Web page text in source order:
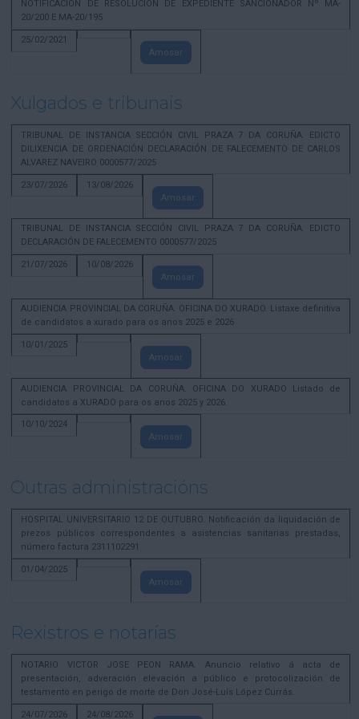
NOTIFICACION DE RESOLUCION DE EXPEDIENTE SANCIONADOR Nº MA-
20/200 E MA-20/195
25/02/2021
Amosar
Xulgados e tribunais
TRIBUNAL DE INSTANCIA SECCIÓN CIVIL PRAZA 7 DA CORUÑA. EDICTO
DILIXENCIA DE ORDENACIÓN DECLARACIÓN DE FALECEMENTO DE CARLOS
ALVAREZ NAVEIRO 0000577/2025
23/07/2026
13/08/2026
Amosar
TRIBUNAL DE INSTANCIA SECCIÓN CIVIL PRAZA 7 DA CORUÑA. EDICTO
DECLARACIÓN DE FALECEMENTO 0000577/2025
21/07/2026
10/08/2026
Amosar
AUDIENCIA PROVINCIAL DA CORUÑA. OFICINA DO XURADO. Listaxe definitiva
de candidatos a xurado para os anos 2025 e 2026
10/01/2025
Amosar
AUDIENCIA PROVINCIAL DA CORUÑA. OFICINA DO XURADO Listado de
candidatos a XURADO para os anos 2025 y 2026.
10/10/2024
Amosar
Outras administracións
HOSPITAL UNIVERSITARIO 12 DE OUTUBRO. Notificación da liquidación de
prezos públicos correspondentes a asistencias sanitarias prestadas,
número factura 2311102291
01/04/2025
Amosar
Rexistros e notarías
NOTARIO VICTOR JOSE PEON RAMA. Anuncio relativo á acta de
presentación, adveración elevación a público e protocolización de
testamento en perigo de morte de Don José-Luís López Currás.
24/07/2026
24/08/2026